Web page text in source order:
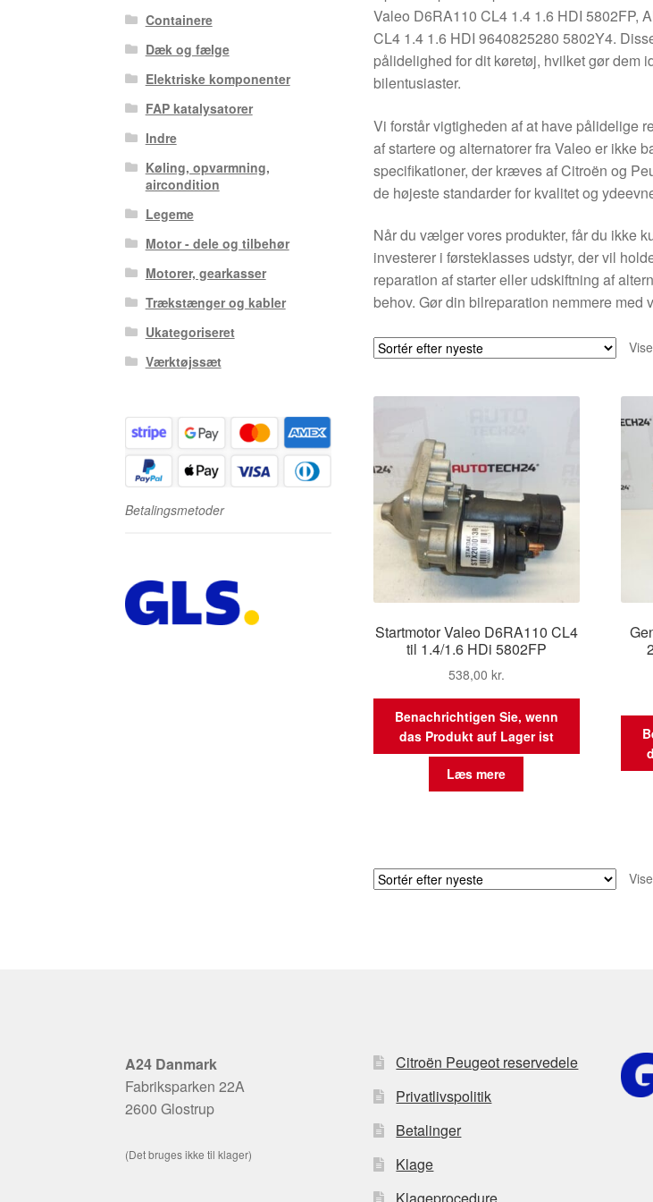
Valeo D6RA110 CL4 1.4 1.6 HDI 5802FP,
CL4 1.4 1.6 HDI 9640825280 5802Y4.
pålidelighed for dit køretøj, hvilket gør dem
bilentusiaster.
Vi forstår vigtigheden af at have pålidelige
af startere og alternatorer fra Valeo er ikke
specifikationer, der kræves af Citroën og
de højeste standarder for kvalitet og
Når du vælger vores produkter, får du ikke
investerer i førsteklasses udstyr, der vil
reparation af starter eller udskiftning af
behov. Gør din bilreparation nemmere med
Startmotor Valeo D6RA110 CL4
til 1.4/1.6 HDi 5802FP
538,00 kr.
Benachrichtigen Sie, wenn
das Produkt auf Lager ist
Læs mere
Containere
Dæk og fælge
Elektriske komponenter
FAP katalysatorer
Indre
Køling, opvarmning,
aircondition
Legeme
Motor - dele og tilbehør
Motorer, gearkasser
Trækstænger og kabler
Ukategoriseret
Værktøjssæt
Betalingsmetoder
A24 Danmark
Fabriksparken 22A
2600 Glostrup
(Det bruges ikke til klager)
Citroën Peugeot reservedele
Privatlivspolitik
Betalinger
Klage